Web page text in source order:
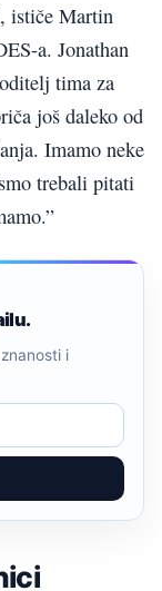
ističe Martin
a. Jonathan
tima za
još daleko od
Imamo neke
trebali pitati
i